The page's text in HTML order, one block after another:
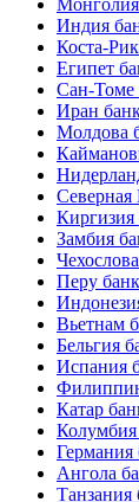
Индия
Коста-
Египет
Сан-Томе
Иран
Молдова
Северная
Замбия
Перу
Вьетнам
Бельгия
Испания
Катар
Германия
Ангола
Танзания